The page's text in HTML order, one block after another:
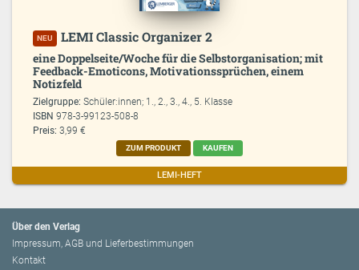
NEU LEMI Classic Organizer 2
eine Doppelseite/Woche für die Selbstorganisation; mit
Feedback-Emoticons, Motivationssprüchen, einem
Notizfeld
Zielgruppe:Schüler:innen; 1., 2., 3., 4., 5. Klasse
ISBN978-3-99123-508-8
Preis: 3,99 €
ZUM PRODUKT KAUFEN
LEMI-HEFT
Über den Verlag
Impressum, AGB und Lieferbestimmungen
Kontakt